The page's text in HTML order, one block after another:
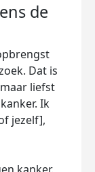
de
Dat is
liefst
Ik
jezelf],